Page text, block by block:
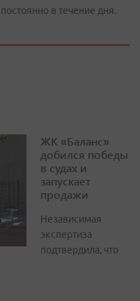
в течение дня.
ЖК «Баланс»
добился победы
в судах и
запускает
продажи
Независимая
экспертиза
подтвердила, что